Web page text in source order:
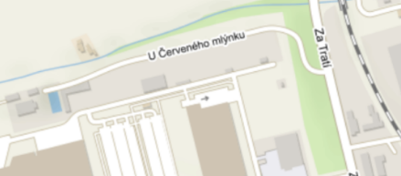
Pokud
vypnete
používání
analytických
cookies ve
vztahu k Vaší
návštěvě,
ztrácíme